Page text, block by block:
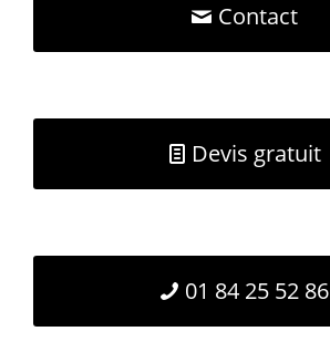
Contact
Devis gratuit
01 84 25 52 86